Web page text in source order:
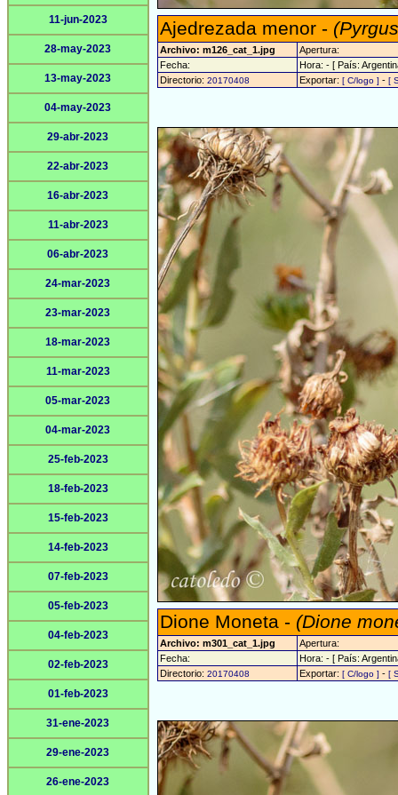
11-jun-2023
28-may-2023
13-may-2023
04-may-2023
29-abr-2023
22-abr-2023
16-abr-2023
11-abr-2023
06-abr-2023
24-mar-2023
23-mar-2023
18-mar-2023
11-mar-2023
05-mar-2023
04-mar-2023
25-feb-2023
18-feb-2023
15-feb-2023
14-feb-2023
07-feb-2023
05-feb-2023
04-feb-2023
02-feb-2023
01-feb-2023
31-ene-2023
29-ene-2023
26-ene-2023
Ajedrezada menor -
Archivo: m126_cat_1.jpg
Apertura:
Fecha:
Hora: - [ País:
Directorio: 20170408 Exportar: [ C/logo ] - [
Dione Moneta - (Dione
Archivo: m301_cat_1.jpg
Apertura:
Fecha:
Hora: - [ País:
Directorio: 20170408 Exportar: [ C/logo ] - [